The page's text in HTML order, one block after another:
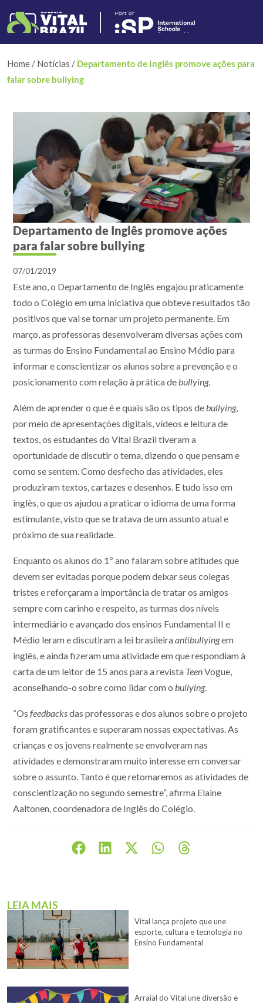
Home / Notícias / Departamento de Inglês promove ações para
falar sobre bullying
Departamento de Inglês promove ações
para falar sobre bullying
07/01/2019
Este ano, o Departamento de Inglês engajou praticamente
todo o Colégio em uma iniciativa que obteve resultados tão
positivos que vai se tornar um projeto permanente. Em
março, as professoras desenvolveram diversas ações com
as turmas do Ensino Fundamental ao Ensino Médio para
informar e conscientizar os alunos sobre a prevenção e o
posicionamento com relação à prática debullying.
Além de aprender o que é e quais são os tipos debullying,
por meio de apresentações digitais, vídeos e leitura de
textos, os estudantes do Vital Brazil tiveram a
oportunidade de discutir o tema, dizendo o que pensam e
como se sentem. Como desfecho das atividades, eles
produziram textos, cartazes e desenhos. E tudo isso em
inglês, o que os ajudou a praticar o idioma de uma forma
estimulante, visto que se tratava de um assunto atual e
próximo de sua realidade.
Enquanto os alunos do 1º ano falaram sobre atitudes que
devem ser evitadas porque podem deixar seus colegas
tristes e reforçaram a importância de tratar os amigos
sempre com carinho e respeito, as turmas dos níveis
intermediário e avançado dos ensinos Fundamental II e
Médio leram e discutiram a lei brasileiraantibullyingem
inglês, e ainda fizeram uma atividade em que respondiam à
carta de um leitor de 15 anos para a revista TeenVogue,
aconselhando-o sobre como lidar com o bullying.
“Os feedbacksdas professoras e dos alunos sobre o projeto
foram gratificantes e superaram nossas expectativas. As
crianças e os jovens realmente se envolveram nas
atividades e demonstraram muito interesse em conversar
sobre o assunto. Tanto é que retomaremos as atividades de
conscientização no segundo semestre”, afirma Elaine
Aaltonen, coordenadora de Inglês do Colégio.
LEIA MAIS
Vital lança projeto que une
esporte, cultura e tecnologia no
Ensino Fundamental
Arraial do Vital une diversão e